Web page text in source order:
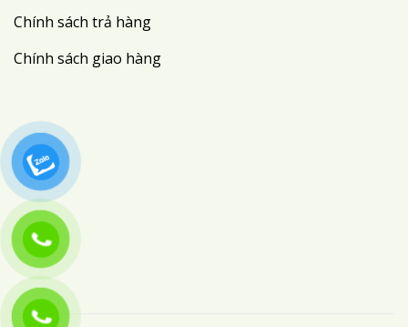
Chính sách trả hàng
Chính sách giao hàng